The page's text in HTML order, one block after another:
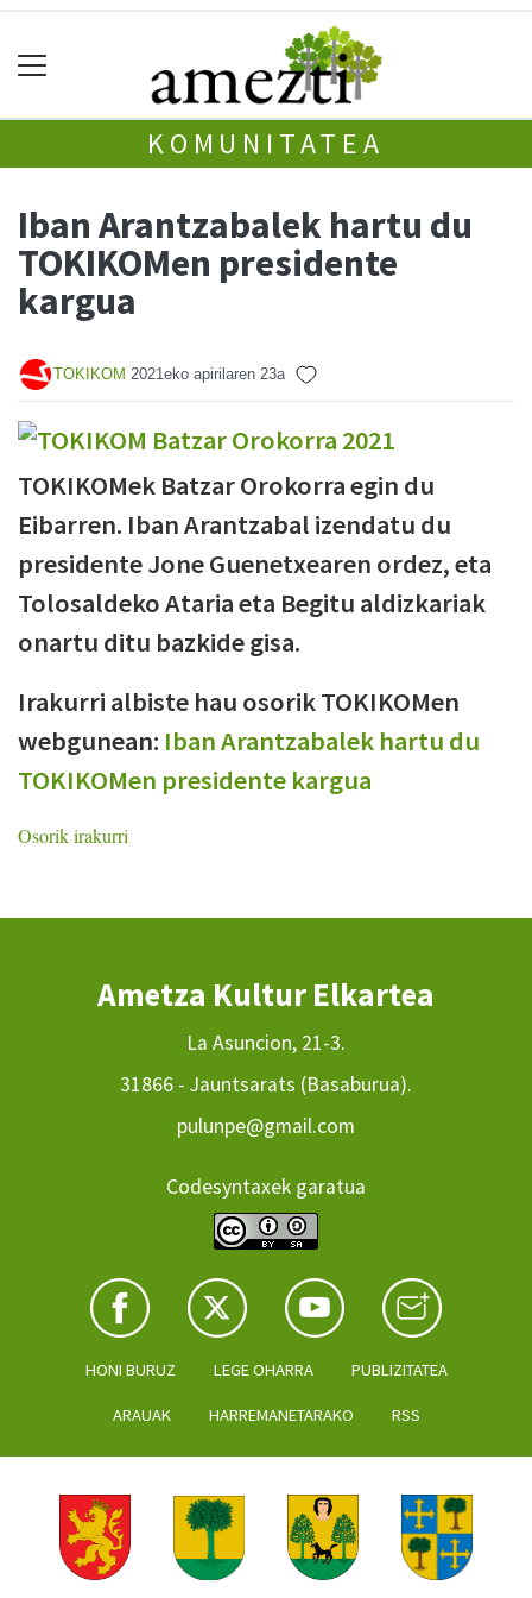
KOMUNITATEA
Iban Arantzabalek hartu du
TOKIKOMen presidente
kargua
TOKIKOM 2021eko apirilaren 23a
TOKIKOMek Batzar Orokorra egin du
Eibarren. Iban Arantzabal izendatu du
presidente Jone Guenetxearen ordez, eta
Tolosaldeko Ataria eta Begitu aldizkariak
onartu ditu bazkide gisa.
Irakurri albiste hau osorik TOKIKOMen
webgunean: Iban Arantzabalek hartu du
TOKIKOMen presidente kargua
Osorik irakurri
Ametza Kultur Elkartea
La Asuncion, 21-3.
31866 - Jauntsarats (Basaburua).
pulunpe@gmail.com
Codesyntaxek garatua
HONI BURUZ LEGE OHARRA PUBLIZITATEA
ARAUAK HARREMANETARAKO RSS